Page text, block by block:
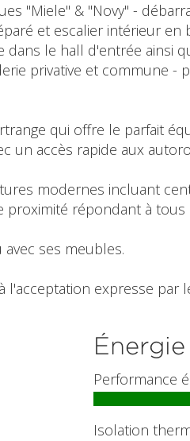
"Miele" & "Novy" -
et escalier intérieur
le hall d'entrée ainsi
privative et commune -
qui offre le parfait
un accès rapide aux
modernes incluant
proximité répondant à
ses meubles.
expresse par
Énergie
Performance
Isolation